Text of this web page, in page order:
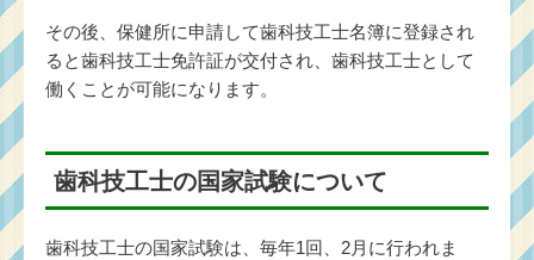
その後、保健所に申請して歯科技工士名簿に登録され
ると歯科技工士免許証が交付され、歯科技工士として
働くことが可能になります。
歯科技工士の国家試験について
歯科技工士の国家試験は、毎年1回、2月に行われま